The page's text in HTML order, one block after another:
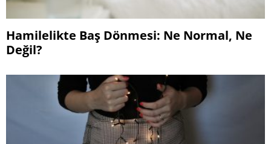
Hamilelikte Baş Dönmesi: Ne Normal, Ne
Değil?